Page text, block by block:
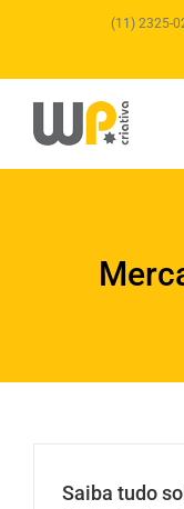
(11) 2325-
Saiba tudo